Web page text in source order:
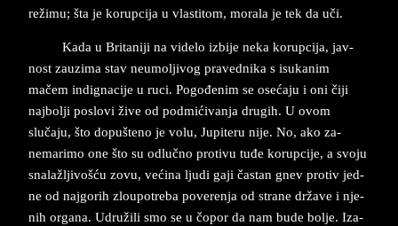
režimu; šta je ko­rup­ci­ja u vla­sti­tom, mo­ra­la je tek da uči.
Kada u Bri­ta­ni­ji na vi­de­lo iz­bi­je ne­ka­ ko­rup­ci­ja, jav­
nost za­u­zi­ma stav ne­u­molji­vog pra­ved­ni­ka s isu­ka­nim
mačem in­dig­na­ci­je u ruci. Pogođenim se osećaju i oni čiji
naj­bol­ji po­slo­vi žive od podmićivanja drugih. U ovom
slučaju, što dopušte­no ­je volu, Ju­pi­te­ru nije. No, ako za­
nema­ri­mo one što su odlučno pro­ti­vu tuđe ko­rup­ci­je, a svo­ju
sna­lažlji­vošću zovu, većina lju­di gaji častan gnev pro­tiv jed­
ne od naj­go­rih zlo­u­po­tre­ba po­ve­ren­ja od stra­ne države i nje­
nih or­ga­na. Udružili smo se u čopor da nam bude bol­je. Iza­